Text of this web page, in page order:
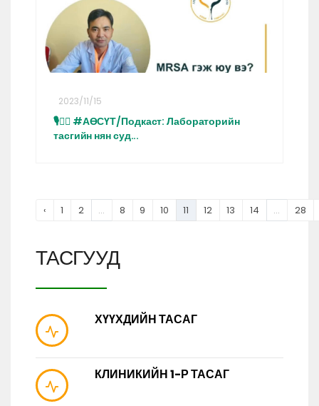
2023/11/15
🎙👩‍⚕️ #АӨСҮТ/Подкаст: Лабораторийн
тасгийн нян суд...
‹ 1 2 ... 8 9 10 11 12 13 14 ... 28
ТАСГУУД
ХҮҮХДИЙН ТАСАГ
КЛИНИКИЙН 1-Р ТАСАГ